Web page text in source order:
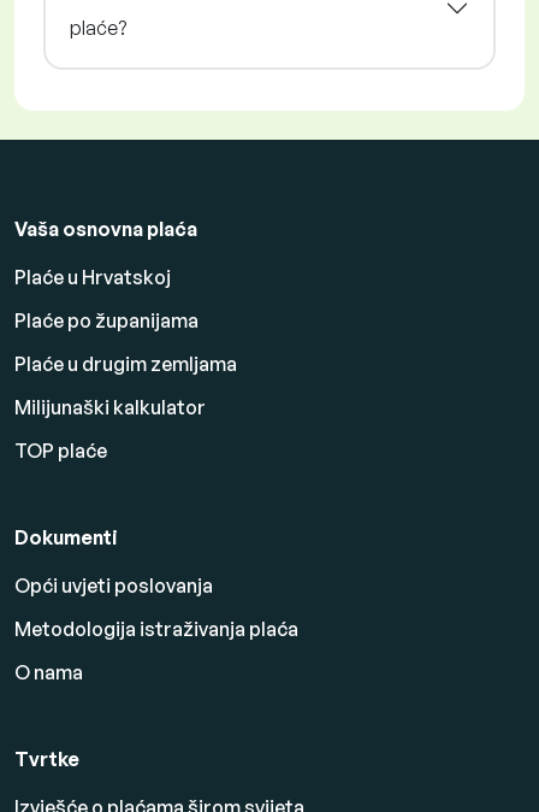
plaće?
Vaša osnovna plaća
Plaće u Hrvatskoj
Plaće po županijama
Plaće u drugim zemljama
Milijunaški kalkulator
TOP plaće
Dokumenti
Opći uvjeti poslovanja
Metodologija istraživanja plaća
O nama
Tvrtke